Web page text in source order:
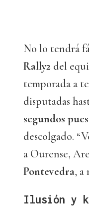
No lo tendrá
Rally2 del
temporada a
disputadas
segundos
descolgado.
a Ourense,
Pontevedra, a
Ilusión y